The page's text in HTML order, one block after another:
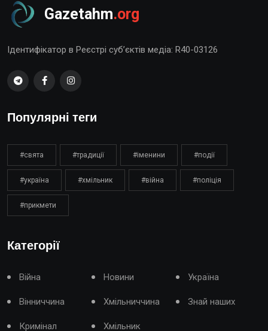
Gazetahm.org
Ідентифікатор в Реєстрі суб’єктів медіа: R40-03126
Популярні теги
#свята #традиції #іменини #події
#україна #хмільник #війна #поліція
#прикмети
Категорії
Війна Новини Україна
Вінниччина Хмільниччина Знай наших
Кримінал Хмільник